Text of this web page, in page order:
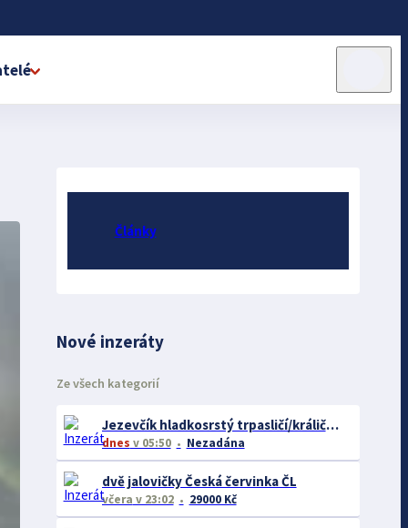
Články
Nové inzeráty
Ze všech kategorií
Jezevčík hladkosrstý trpasličí/králičí žíhaný
dnes v 05:50 Nezadána
dvě jalovičky Česká červinka ČL
včera v 23:02 29000 Kč